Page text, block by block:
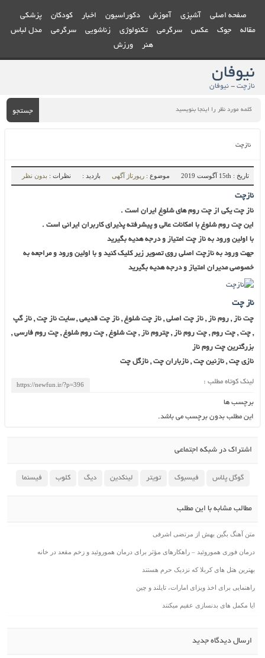
صفحه اصلی آشپزی آموزش دکوراسیون اخبار کودکان
پزشکی
مقاله
جوک عکس سرگرمی تکنولوژی زناشویی سرگرمی
مدل لباس
هنر
ورزش
نیوفان
نازچت - نیوفان
جستجو
نازچت
تاریخ : 15th آگوست 2019 موضوع : رپورتاژ آگهی بازدید : نظرات : بدون نظر
نازچت
ناز چت یکی از چت روم های شلوغ ایران است .
این چت روم شلوغ با امکانات عالی و پیشرفته پذیرای کاربران ایرانی است .
با اولین ورود به ناز چت امتیاز و درجه هدیه بگیرید
جهت ورود به نازچت اصلی روی تصویر زیر کلیک کنید و با اولین ورود و مراجعه به
خصوصی مدیران امتیاز و درجه هدیه بگیرید
ناز چت
چت ناز , روم ناز , ناز چت اصلی , ناز چت شلوغ , ناز چت قدیمی , سایت ناز چت , ناز گپ
, چت , چت روم , چت روم ناز , چتروم ناز , چت شلوغ , چت روم شلوغ , چت روم فارسی ,
بزرگترین چت روم ناز
نازی چت , نازنین چت , نازباران چت , نازگل چت
لینک کوتاه مطلب :
برچسب ها
این مطلب بدون برچسب می باشد.
اشتراک در شبکه اجتماعی
گوگل پلاس فیسبوک تویتر لینکدین دیگ کلوب فیسنما
مطالب مشابه با این مطلب
متن آهنگ بگین بهش از مرتضی اشرفی
درمان فوری هموروئید – راهکارهای مؤثر برای درمان هموروئید و زخم مقعد در خانه
بهترین هتل های کربلا که نزدیک حرم هستند
راهنمایی برای اخذ ویزای امارات، تایلند و چین
ایا مکمل های بدنسازی عقیم میکنند
ارسال دیدگاه جدید